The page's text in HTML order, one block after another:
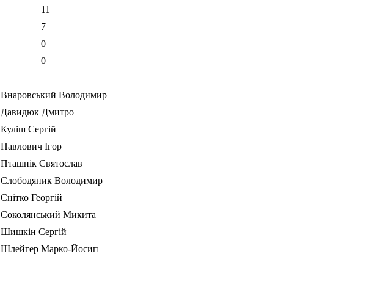
11
7
0
0
Внаровський Володимир
Давидюк Дмитро
Куліш Сергій
Павлович Ігор
Пташнік Святослав
Слободяник Володимир
Снітко Георгій
Соколянський Микита
Шишкін Сергій
Шлейгер Марко-Йосип